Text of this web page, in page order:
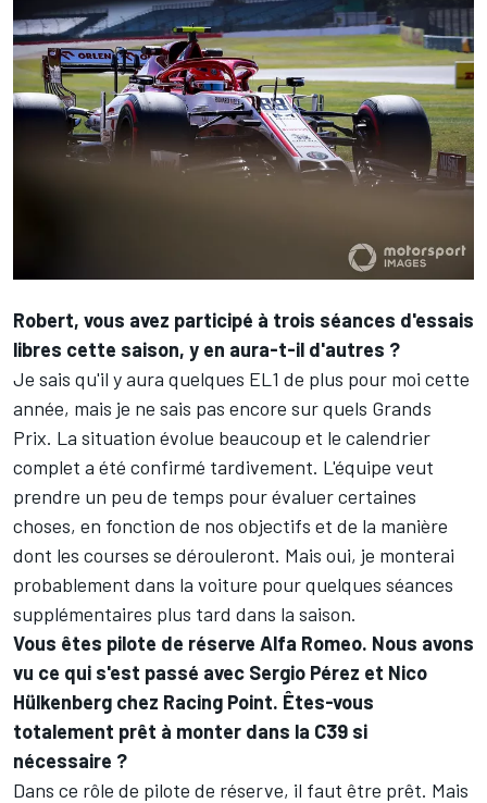
Robert, vous avez participé à trois séances d'essais
libres cette saison, y en aura-t-il d'autres ?
Je sais qu'il y aura quelques EL1 de plus pour moi cette
année, mais je ne sais pas encore sur quels Grands
Prix. La situation évolue beaucoup et le calendrier
complet a été confirmé tardivement. L'équipe veut
prendre un peu de temps pour évaluer certaines
choses, en fonction de nos objectifs et de la manière
dont les courses se dérouleront. Mais oui, je monterai
probablement dans la voiture pour quelques séances
supplémentaires plus tard dans la saison.
Vous êtes pilote de réserve Alfa Romeo. Nous avons
vu ce qui s'est passé avec Sergio Pérez et Nico
Hülkenberg chez Racing Point. Êtes-vous
totalement prêt à monter dans la C39 si
nécessaire ?
Dans ce rôle de pilote de réserve, il faut être prêt. Mais